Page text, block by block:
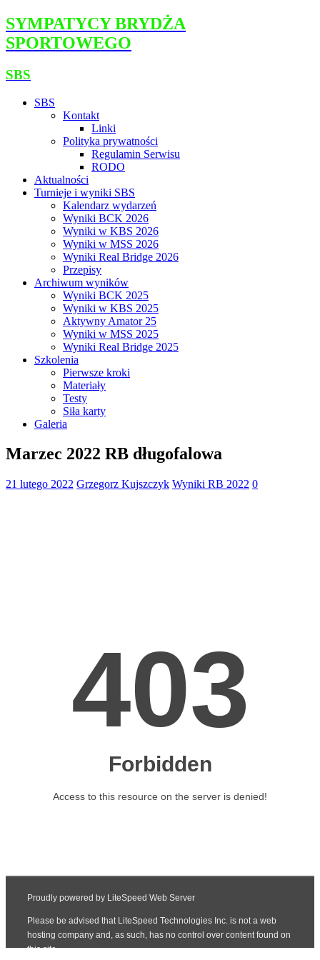
SYMPATYCY BRYDŻA
SPORTOWEGO
SBS
SBS
Kontakt
Linki
Polityka prywatności
Regulamin Serwisu
RODO
Aktualności
Turnieje i wyniki SBS
Kalendarz wydarzeń
Wyniki BCK 2026
Wyniki w KBS 2026
Wyniki w MSS 2026
Wyniki Real Bridge 2026
Przepisy
Archiwum wyników
Wyniki BCK 2025
Wyniki w KBS 2025
Aktywny Amator 25
Wyniki w MSS 2025
Wyniki Real Bridge 2025
Szkolenia
Pierwsze kroki
Materiały
Testy
Siła karty
Galeria
Marzec 2022 RB długofalowa
21 lutego 2022 Grzegorz Kujszczyk Wyniki RB 2022 0